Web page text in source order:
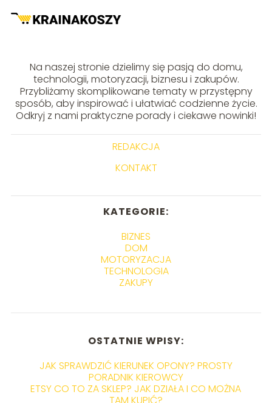
Na naszej stronie dzielimy się pasją do domu,
technologii, motoryzacji, biznesu i zakupów.
Przybliżamy skomplikowane tematy w przystępny
sposób, aby inspirować i ułatwiać codzienne życie.
Odkryj z nami praktyczne porady i ciekawe nowinki!
REDAKCJA
KONTAKT
KATEGORIE:
BIZNES
DOM
MOTORYZACJA
TECHNOLOGIA
ZAKUPY
OSTATNIE WPISY:
JAK SPRAWDZIĆ KIERUNEK OPONY? PROSTY
PORADNIK KIEROWCY
ETSY CO TO ZA SKLEP? JAK DZIAŁA I CO MOŻNA
TAM KUPIĆ?